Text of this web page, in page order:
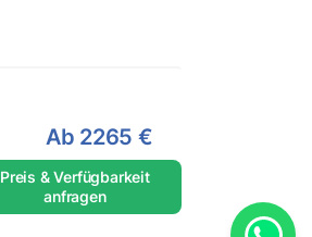
Ab 2265 €
Preis & Verfügbarkeit
anfragen